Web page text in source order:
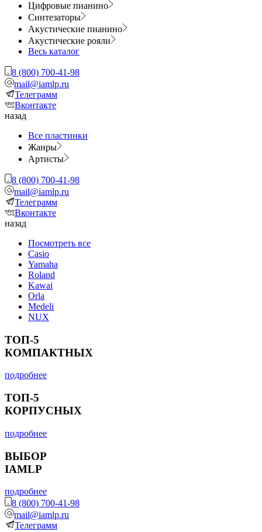
Цифровые пианино
Синтезаторы
Акустические пианино
Акустические рояли
Весь каталог
8 (800) 700-41-98
mail@iamlp.ru
Телеграмм
Вконтакте
назад
Все пластинки
Жанры
Артисты
8 (800) 700-41-98
mail@iamlp.ru
Телеграмм
Вконтакте
назад
Посмотреть все
Casio
Yamaha
Roland
Kawai
Orla
Medeli
NUX
ТОП-5
КОМПАКТНЫХ
подробнее
ТОП-5
КОРПУСНЫХ
подробнее
ВЫБОР
IAMLP
подробнее
8 (800) 700-41-98
mail@iamlp.ru
Телеграмм